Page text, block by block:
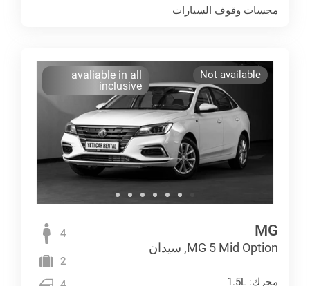
مجسات وقوف السيارات
Not available
avaliable in all
inclusive
MG
MG 5 Mid Option, سيدان
محرك: 1.5L
4
2